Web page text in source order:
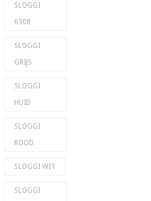
SLOGGI
6308
SLOGGI
GRIJS
SLOGGI
HUID
SLOGGI
ROOD
SLOGGI WIT
SLOGGI